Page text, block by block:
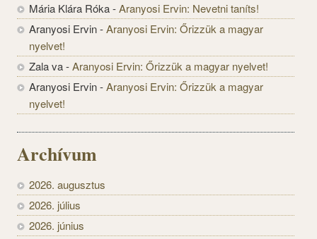
Mária Klára Róka-Aranyosi Ervin: Nevetni taníts!
Aranyosi Ervin-Aranyosi Ervin: Őrizzük a magyar
nyelvet!
Zala va-Aranyosi Ervin: Őrizzük a magyar nyelvet!
Aranyosi Ervin-Aranyosi Ervin: Őrizzük a magyar
nyelvet!
Archívum
2026. augusztus
2026. július
2026. június